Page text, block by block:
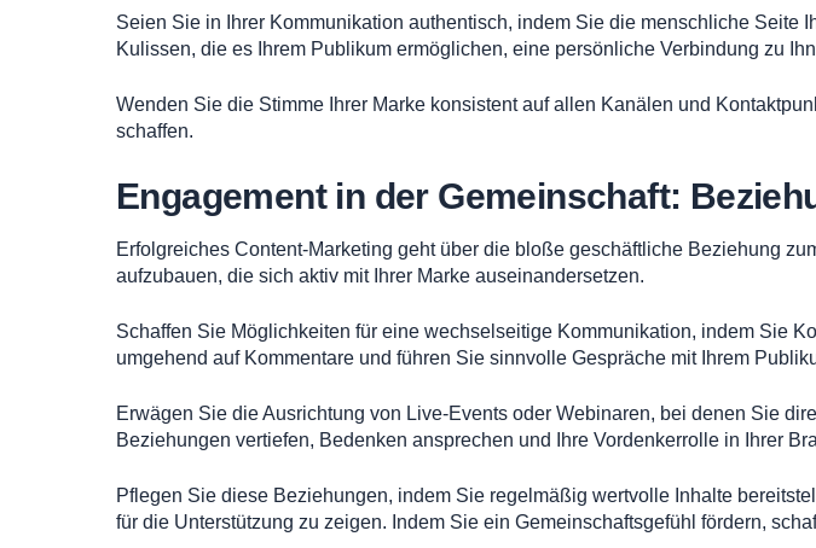
Seien Sie in Ihrer Kommunikation authentisch, indem Sie die menschliche
Kulissen, die es Ihrem Publikum ermöglichen, eine persönliche Verbindung zu
Wenden Sie die Stimme Ihrer Marke konsistent auf allen Kanälen und
schaffen.
Engagement in der Gemeinschaft:
Erfolgreiches Content-Marketing geht über die bloße geschäftliche Beziehung
aufzubauen, die sich aktiv mit Ihrer Marke auseinandersetzen.
Schaffen Sie Möglichkeiten für eine wechselseitige Kommunikation, indem Sie
umgehend auf Kommentare und führen Sie sinnvolle Gespräche mit Ihrem
Erwägen Sie die Ausrichtung von Live-Events oder Webinaren, bei denen Sie
Beziehungen vertiefen, Bedenken ansprechen und Ihre Vordenkerrolle in Ihrer
Pflegen Sie diese Beziehungen, indem Sie regelmäßig wertvolle Inhalte
für die Unterstützung zu zeigen. Indem Sie ein Gemeinschaftsgefühl fördern,